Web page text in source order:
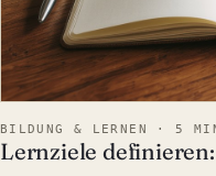
BILDUNG & LERNEN · 5
Lernziele